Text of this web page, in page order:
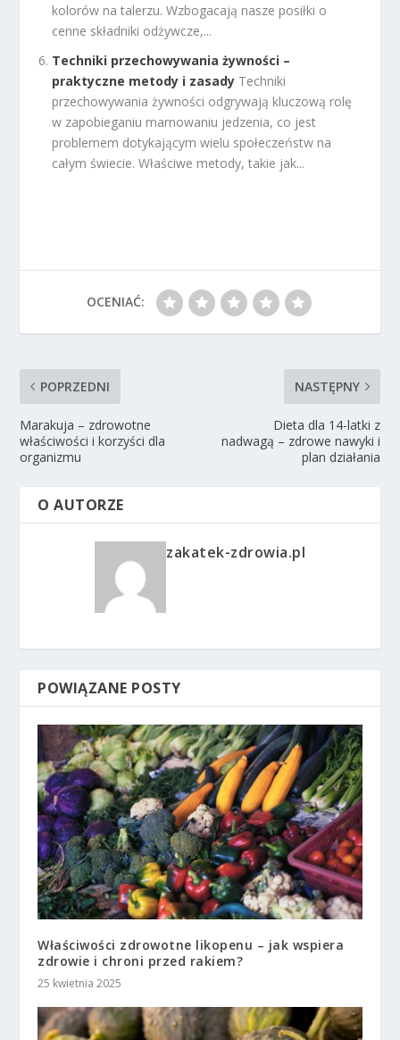
kolorów na talerzu. Wzbogacają nasze posiłki o
cenne składniki odżywcze,...
Techniki przechowywania żywności –
praktyczne metody i zasady Techniki
przechowywania żywności odgrywają kluczową rolę
w zapobieganiu marnowaniu jedzenia, co jest
problemem dotykającym wielu społeczeństw na
całym świecie. Właściwe metody, takie jak...
OCENIAĆ:
POPRZEDNI
Marakuja – zdrowotne
właściwości i korzyści dla
organizmu
NASTĘPNY
Dieta dla 14-latki z
nadwagą – zdrowe nawyki i
plan działania
O AUTORZE
zakatek-zdrowia.pl
POWIĄZANE POSTY
Właściwości zdrowotne likopenu – jak wspiera
zdrowie i chroni przed rakiem?
25 kwietnia 2025